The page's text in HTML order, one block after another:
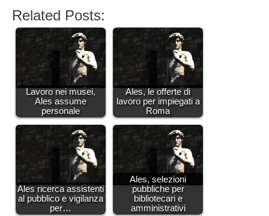
Related Posts:
Lavoro nei musei,
Ales assume
personale
Ales, le offerte di
lavoro per impiegati a
Roma
Ales ricerca assistenti
al pubblico e vigilanza
per…
Ales, selezioni
pubbliche per
bibliotecari e
amministrativi